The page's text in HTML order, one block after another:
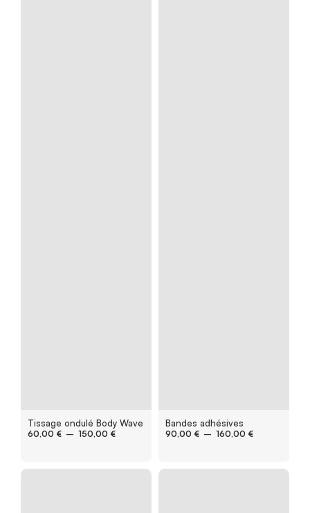
Tissage ondulé Body Wave
60,00 € – 150,00 €
Bandes adhésives
90,00 € – 160,00 €